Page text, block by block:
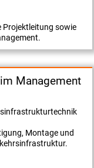
sowie
Management
Montage und